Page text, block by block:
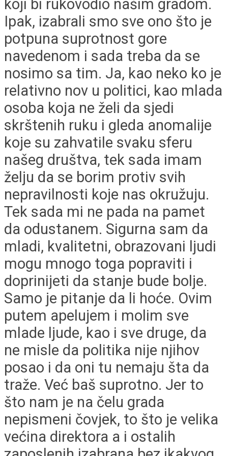
koji bi rukovodio našim gradom.
Ipak, izabrali smo sve ono što je
potpuna suprotnost gore
navedenom i sada treba da se
nosimo sa tim. Ja, kao neko ko je
relativno nov u politici, kao mlada
osoba koja ne želi da sjedi
skrštenih ruku i gleda anomalije
koje su zahvatile svaku sferu
našeg društva, tek sada imam
želju da se borim protiv svih
nepravilnosti koje nas okružuju.
Tek sada mi ne pada na pamet
da odustanem. Sigurna sam da
mladi, kvalitetni, obrazovani ljudi
mogu mnogo toga popraviti i
doprinijeti da stanje bude bolje.
Samo je pitanje da li hoće. Ovim
putem apelujem i molim sve
mlade ljude, kao i sve druge, da
ne misle da politika nije njihov
posao i da oni tu nemaju šta da
traže. Već baš suprotno. Jer to
što nam je na čelu grada
nepismeni čovjek, to što je velika
većina direktora a i ostalih